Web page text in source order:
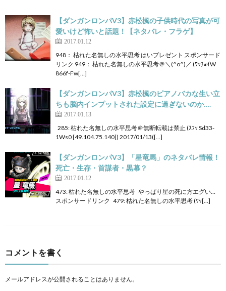
【ダンガンロンパV3】赤松楓の子供時代の写真が可
愛いけど怖いと話題！【ネタバレ・フラゲ】
2017.01.12
948： 枯れた名無しの水平思考 はいプレゼント スポンサード
リンク 949： 枯れた名無しの水平思考＠＼(^o^)／ (ﾜｯﾁｮｲW
866f-Fw[…]
【ダンガンロンパV3】赤松楓のピアノバカな生い立
ちも脳内インプットされた設定に過ぎないのか….
2017.01.13
285: 枯れた名無しの水平思考＠無断転載は禁止 (ｽﾌｯ Sd33-
1Ws0 [49.104.75.140]) 2017/01/13([…]
【ダンガンロンパV3】「星竜馬」のネタバレ情報！
死亡・生存・首謀者・黒幕？
2017.01.12
473: 枯れた名無しの水平思考 やっぱり星の死に方エグい…
スポンサードリンク 479: 枯れた名無しの水平思考 (ﾜｯ[…]
コメントを書く
メールアドレスが公開されることはありません。